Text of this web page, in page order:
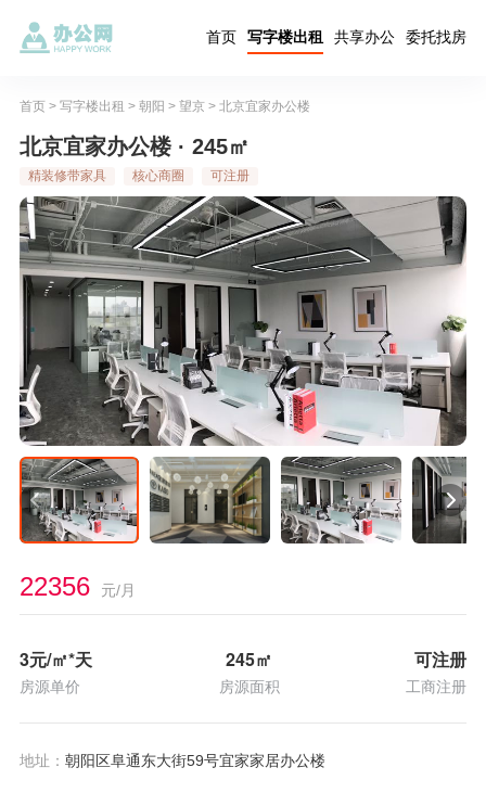
首页 写字楼出租 共享办公 委托找房
首页> 写字楼出租 > 朝阳 > 望京> 北京宜家办公楼
北京宜家办公楼 · 245㎡
精装修带家具 核心商圈 可注册
22356 元/月
3元/㎡*天
房源单价
245㎡
房源面积
可注册
工商注册
地址： 朝阳区阜通东大街59号宜家家居办公楼